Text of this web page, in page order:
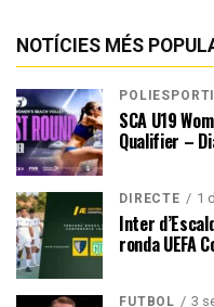
NOTÍCIES MÉS
SCA U19
Qualifier –
DIRECTE 1
Inter
ronda UEFA
FUTBOL 3